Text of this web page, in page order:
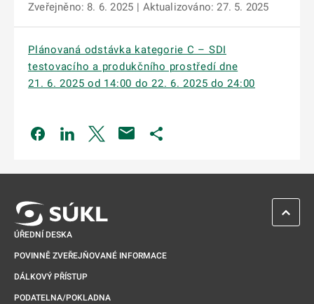
Zveřejněno: 8. 6. 2025 | Aktualizováno: 27. 5. 2025
Plánovaná odstávka kategorie C – SDI
testovacího a produkčního prostředí dne
21. 6. 2025 od 14:00 do 22. 6. 2025 do 24:00
Odkaz se otevře na nové kartě
Odkaz se otevře na nové kartě
Odkaz se otevře na nové kartě
ÚŘEDNÍ DESKA
POVINNĚ ZVEŘEJŇOVANÉ INFORMACE
DÁLKOVÝ PŘÍSTUP
PODATELNA/POKLADNA
ZPĚT